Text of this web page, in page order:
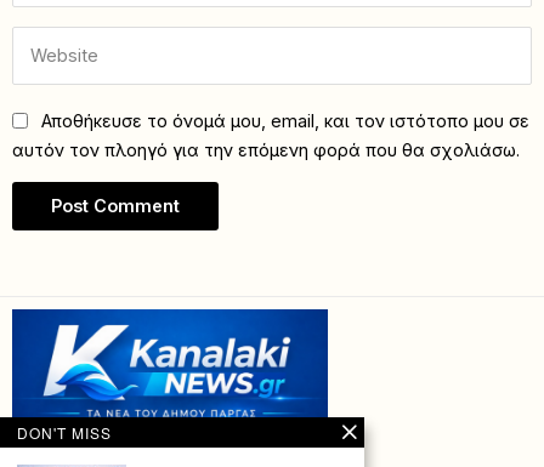
Αποθήκευσε το όνομά μου, email, και τον ιστότοπο μου σε
αυτόν τον πλοηγό για την επόμενη φορά που θα σχολιάσω.
DON'T MISS